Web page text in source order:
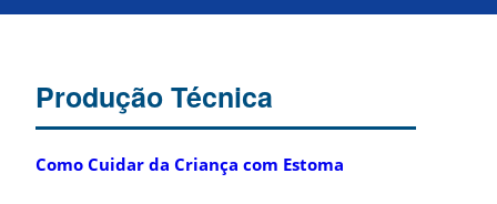
Produção Técnica
Como Cuidar da Criança com Estoma